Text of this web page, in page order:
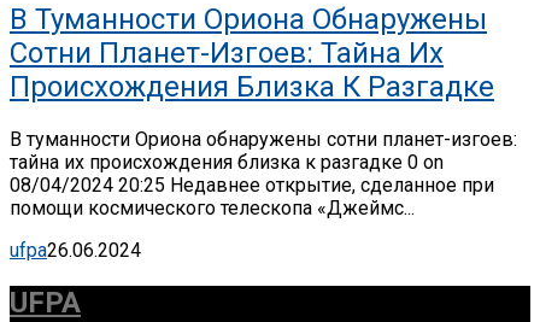
В Туманности Ориона Обнаружены
Сотни Планет-Изгоев: Тайна Их
Происхождения Близка К Разгадке
В туманности Ориона обнаружены сотни планет-изгоев:
тайна их происхождения близка к разгадке 0 on
08/04/2024 20:25 Недавнее открытие, сделанное при
помощи космического телескопа «Джеймс...
ufpa26.06.2024
UFPA